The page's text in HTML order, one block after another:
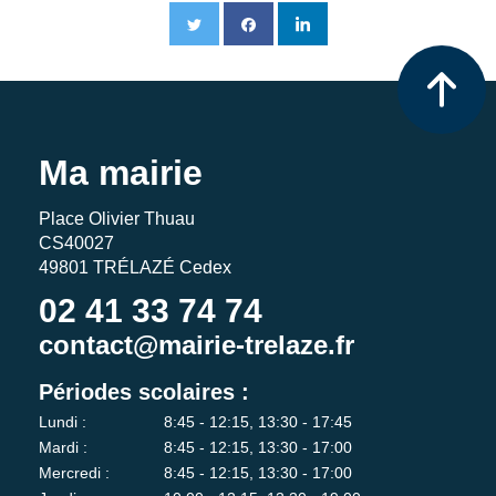
Ma mairie
Place Olivier Thuau
CS40027
49801 TRÉLAZÉ Cedex
02 41 33 74 74
contact@mairie-trelaze.fr
Périodes scolaires :
Lundi :
8:45 - 12:15, 13:30 - 17:45
Mardi :
8:45 - 12:15, 13:30 - 17:00
Mercredi :
8:45 - 12:15, 13:30 - 17:00